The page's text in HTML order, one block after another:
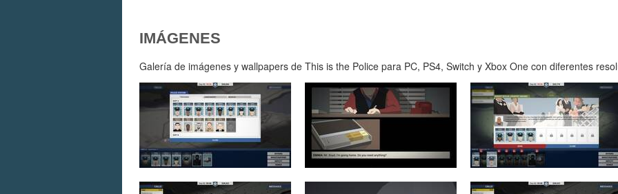
IMÁGENES
Galería de imágenes y wallpapers de This is the Police para PC, PS4, Switch y Xbox One con diferentes